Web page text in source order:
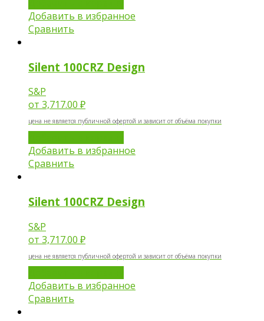
Добавить в избранное
Сравнить
Silent 100CRZ Design
S&P
от 3,717.00 ₽
цена не является публичной офертой и зависит от объёма покупки
Добавить в избранное
Сравнить
Silent 100CRZ Design
S&P
от 3,717.00 ₽
цена не является публичной офертой и зависит от объёма покупки
Добавить в избранное
Сравнить